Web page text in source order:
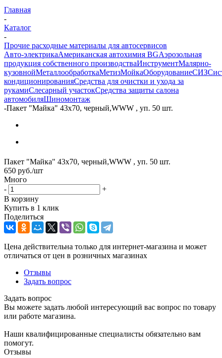
Главная
-
Каталог
-
Прочие расходные материалы для автосервисов
Авто-электрикаАмериканская автохимия BGАэрозольная
продукция собственного производстваИнструментМалярно-
кузовнойМеталлообработкаМетизМойкаОборудованиеСИЗ
кондиционированияСредства для очистки и ухода за
рукамиСлесарный участокСредства защиты салона
автомобиляШиномонтаж
-Пакет "Майка" 43х70, черный,WWW , уп. 50 шт.
Пакет "Майка" 43х70, черный,WWW , уп. 50 шт.
650 руб./шт
Много
-
+
В корзину
Купить в 1 клик
Поделиться
Цена действительна только для интернет-магазина и может
отличаться от цен в розничных магазинах
Отзывы
Задать вопрос
Задать вопрос
Вы можете задать любой интересующий вас вопрос по товару
или работе магазина.
Наши квалифицированные специалисты обязательно вам
помогут.
Отзывы